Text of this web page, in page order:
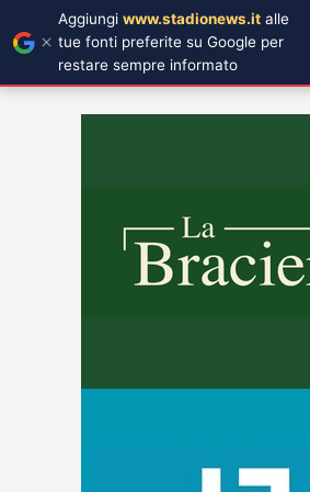
Aggiungi www.stadionews.it alle
tue fonti preferite su Google per
restare sempre informato